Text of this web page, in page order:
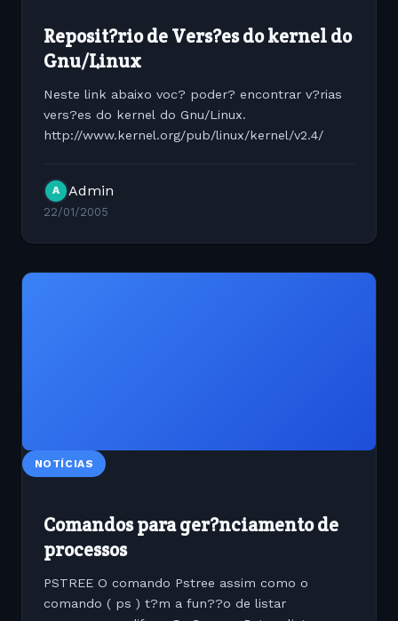
Reposit?rio de Vers?es do kernel do
Gnu/Linux
Neste link abaixo voc? poder? encontrar v?rias
vers?es do kernel do Gnu/Linux.
http://www.kernel.org/pub/linux/kernel/v2.4/
A Admin
22/01/2005
NOTÍCIAS
Comandos para ger?nciamento de
processos
PSTREE O comando Pstree assim como o
comando ( ps ) t?m a fun??o de listar